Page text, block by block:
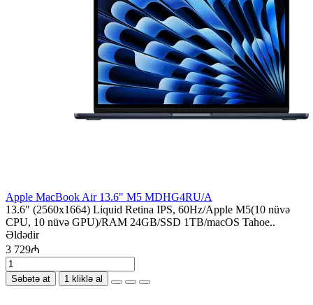
Apple MacBook Air 13.6" M5 MDHG4RU/A
13.6" (2560x1664) Liquid Retina IPS, 60Hz/Apple M5(10 nüvə
CPU, 10 nüvə GPU)/RAM 24GB/SSD 1TB/macOS Tahoe..
Əldədir
3 729₼
Səbətə at 1 kliklə al